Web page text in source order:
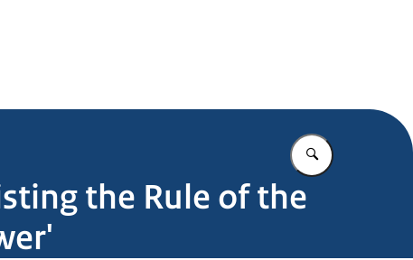
Vul in wat u
the Rule of the